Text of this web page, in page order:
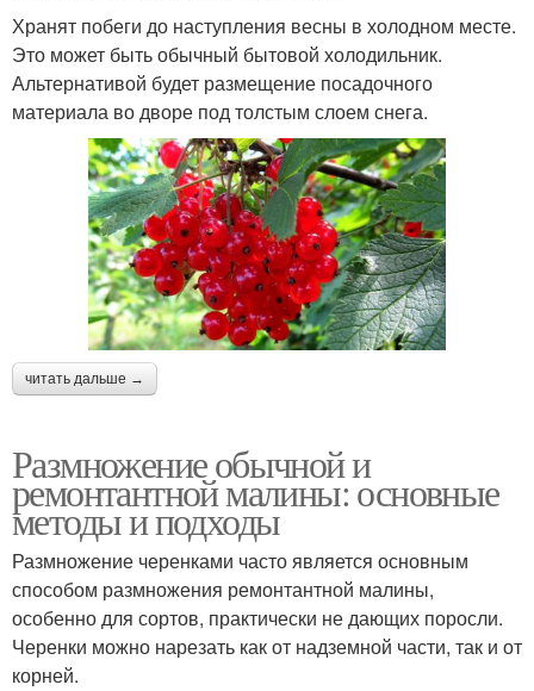
Хранят побеги до наступления весны в холодном месте.
Это может быть обычный бытовой холодильник.
Альтернативой будет размещение посадочного
материала во дворе под толстым слоем снега.
читать дальше →
Размножение обычной и
ремонтантной малины: основные
методы и подходы
Размножение черенками часто является основным
способом размножения ремонтантной малины,
особенно для сортов, практически не дающих поросли.
Черенки можно нарезать как от надземной части, так и от
корней.